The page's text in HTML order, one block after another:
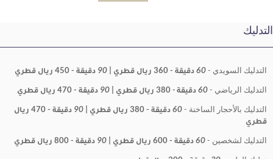
-60 دقيقة - 360 ريال قطري | 90 دقيقة
- 450 ريال قطري
-60 دقيقة - 380 ريال قطري | 90 دقيقة
- 470 ريال قطري
الساخنة - 60 دقيقة - 380 ريال قطري | 90 دقيقة - 470 ريال
-60 دقيقة - 600 ريال قطري | 90 دقيقة
- 800 ريال قطري